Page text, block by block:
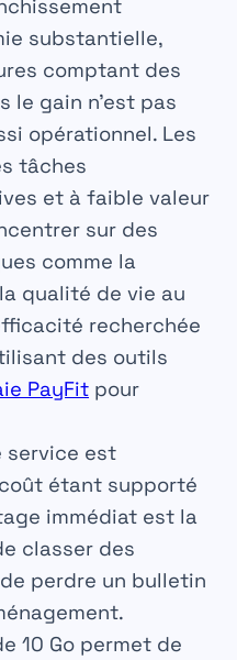
substantielle,
comptant des
le gain n’est pas
opérationnel. Les
tâches
et à faible valeur
sur des
comme la
qualité de vie au
recherchée
des outils
PayFit pour
service est
étant supporté
immédiat est la
classer des
perdre un bulletin
10 Go permet de